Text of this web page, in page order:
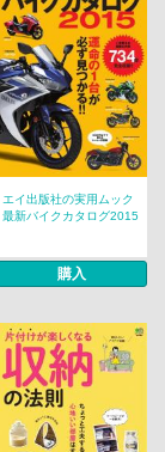
エイ出版社の実用ムック
最新バイクカタログ2015
購入